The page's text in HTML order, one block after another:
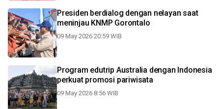
Presiden berdialog dengan nelayan saat
meninjau KNMP Gorontalo
09 May 2026 20:59 WIB
Program edutrip Australia dengan Indonesia
perkuat promosi pariwisata
09 May 2026 8:56 WIB